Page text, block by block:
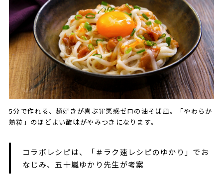
5分で作れる、麺好きが喜ぶ罪悪感ゼロの油そば風。「やわらか
熟粒」のほどよい酸味がやみつきになります。
コラボレシピは、「＃ラク速レシピのゆかり」でお
なじみ、五十嵐ゆかり先生が考案